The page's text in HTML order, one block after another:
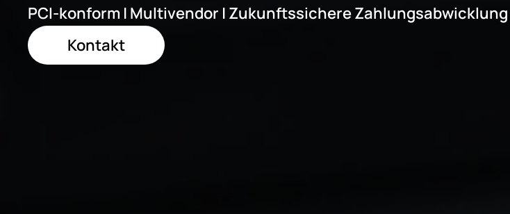
PCI-konform | Multivendor | Zukunftssichere Zahlungsabwicklung
Kontakt